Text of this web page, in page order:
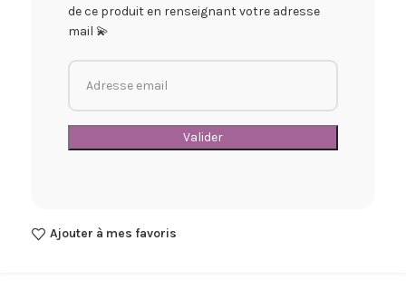
de ce produit en renseignant votre adresse
mail 💫
Ajouter à mes favoris